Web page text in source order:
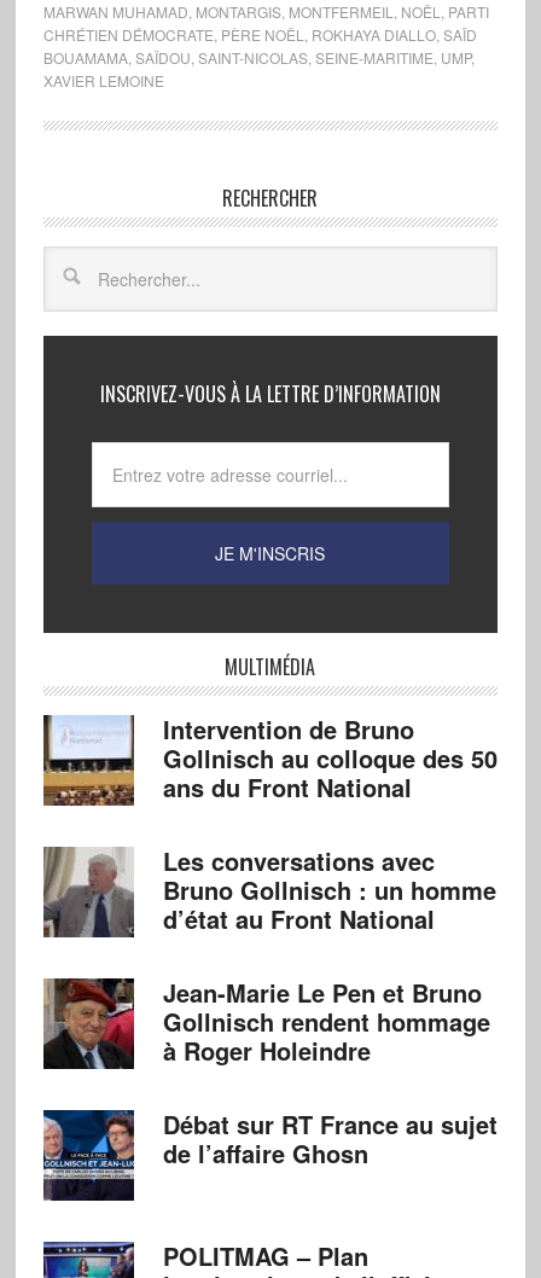
MARWAN MUHAMAD MONTARGIS, MONTFERMEIL NOËL
PARTI
CHRÉTIEN DÉMOCRATE PÈRE NOËL ROKHAYA DIALLO, SAÏD
BOUAMAMA, SAÏDOU SAINT-NICOLAS, SEINE-MARITIME UMP,
XAVIER LEMOINE
RECHERCHER
INSCRIVEZ-VOUS À LA LETTRE D’INFORMATION
MULTIMÉDIA
Intervention de Bruno
Gollnisch au colloque des 50
ans du Front National
Les conversations avec
Bruno Gollnisch : un homme
d’état au Front National
Jean-Marie Le Pen et Bruno
Gollnisch rendent hommage
à Roger Holeindre
Débat sur RT France au sujet
de l’affaire Ghosn
POLITMAG – Plan